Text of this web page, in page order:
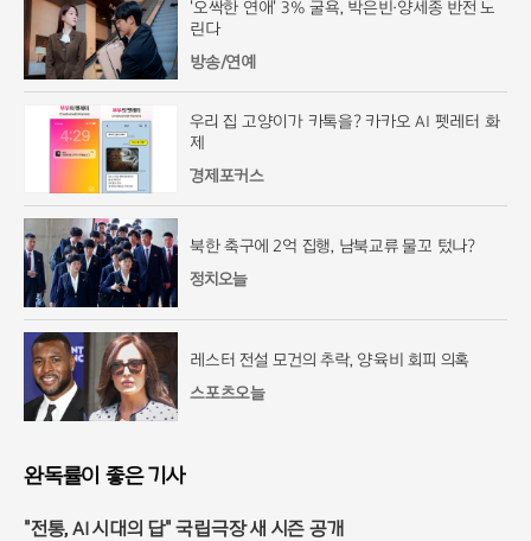
'오싹한 연애' 3% 굴욕, 박은빈·양세종 반전 노
린다
방송/연예
우리 집 고양이가 카톡을? 카카오 AI 펫레터 화
제
경제포커스
북한 축구에 2억 집행, 남북교류 물꼬 텄나?
정치오늘
레스터 전설 모건의 추락, 양육비 회피 의혹
스포츠오늘
완독률이 좋은 기사
"전통, AI 시대의 답" 국립극장 새 시즌 공개